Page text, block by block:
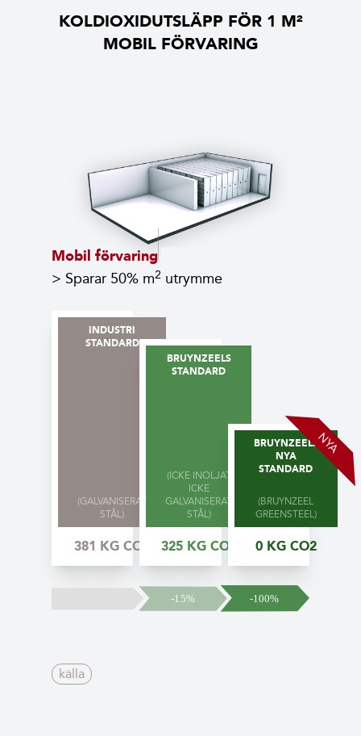
KOLDIOXIDUTSLÄPP FÖR 1 M²
MOBIL FÖRVARING
Mobil förvaring
> Sparar 50% m2 utrymme
INDUSTRI
STANDARD
(GALVANISERAT
STÅL)
381 KG CO2
BRUYNZEELS
STANDARD
(ICKE INOLJAT
ICKE
GALVANISERAT
STÅL)
325 KG CO2
BRUYNZEELS
NYA
STANDARD
(BRUYNZEEL
GREENSTEEL)
0 KG CO2
NYA
källa